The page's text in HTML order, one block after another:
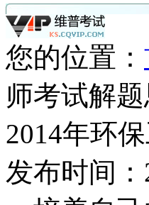
您的位置：
师考试解
2014年环
发布时间